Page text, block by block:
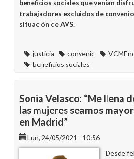
beneficios sociales que venían
trabajadores excluidos de
situación de AVS.
justicia convenio
beneficios sociales
Sonia Velasco: “Me llena
las mujeres seamos
en Madrid”
Lun, 24/05/2021 - 10:56
Desde